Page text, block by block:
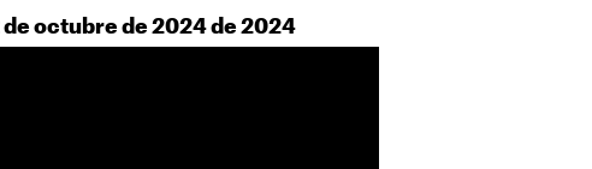
de octubre de 2024 de 2024